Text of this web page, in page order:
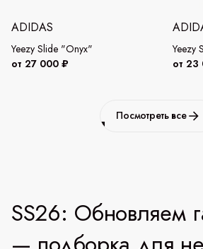
ADIDAS
Yeezy Slide "Onyx"
от 27 000 ₽
Yeezy
от 23
Посмотреть все
SS26: Обновляем